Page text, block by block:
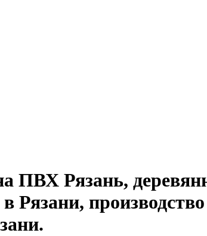
ПВХ Рязань,
Рязани,